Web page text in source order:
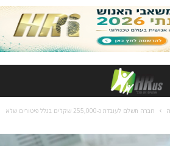
חברה תשלם לעובדת כ-255,000 שקלים בגלל פיטורים שלא